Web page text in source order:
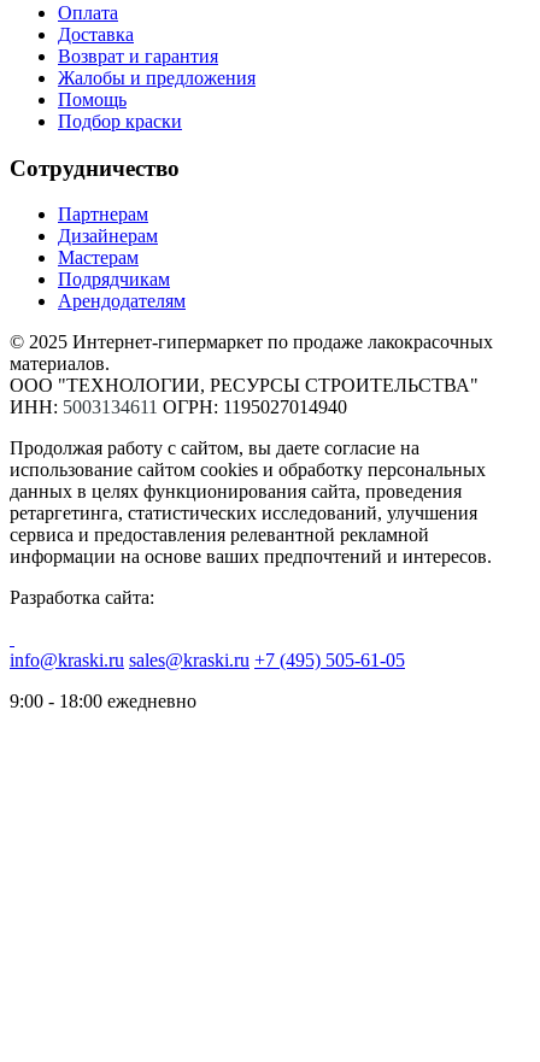
Оплата
Доставка
Возврат и гарантия
Жалобы и предложения
Помощь
Подбор краски
Сотрудничество
Партнерам
Дизайнерам
Мастерам
Подрядчикам
Арендодателям
© 2025 Интернет-гипермаркет по продаже лакокрасочных
материалов.
ООО "ТЕХНОЛОГИИ, РЕСУРСЫ СТРОИТЕЛЬСТВА"
ИНН: 5003134611 ОГРН: 1195027014940
Продолжая работу с сайтом, вы даете согласие на
использование сайтом cookies и обработку персональных
данных в целях функционирования сайта, проведения
ретаргетинга, статистических исследований, улучшения
сервиса и предоставления релевантной рекламной
информации на основе ваших предпочтений и интересов.
Разработка сайта:
info@kraski.ru sales@kraski.ru +7 (495) 505-61-05
9:00 - 18:00 ежедневно